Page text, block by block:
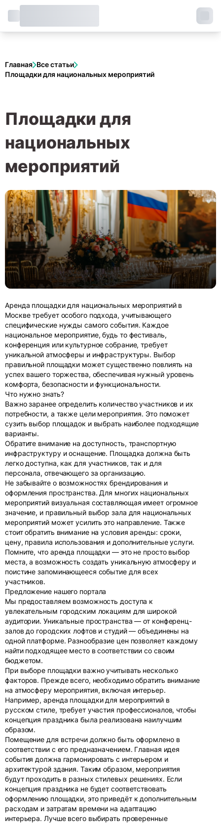
Главная Все статьи
Площадки для национальных мероприятий
Площадки для
национальных
мероприятий
Аренда площадки для национальных мероприятий в
Москве требует особого подхода, учитывающего
специфические нужды самого события. Каждое
национальное мероприятие, будь то фестиваль,
конференция или культурное собрание, требует
уникальной атмосферы и инфраструктуры. Выбор
правильной площадки может существенно повлиять на
успех вашего торжества, обеспечивая нужный уровень
комфорта, безопасности и функциональности.
Что нужно знать?
Важно заранее определить количество участников и их
потребности, а также цели мероприятия. Это поможет
сузить выбор площадок и выбрать наиболее подходящие
варианты.
Обратите внимание на доступность, транспортную
инфраструктуру и оснащение. Площадка должна быть
легко доступна, как для участников, так и для
персонала, отвечающего за организацию.
Не забывайте о возможностях брендирования и
оформления пространства. Для многих национальных
мероприятий визуальная составляющая имеет огромное
значение, и правильный выбор зала для национальных
мероприятий может усилить это направление. Также
стоит обратить внимание на условия аренды: сроки,
цену, правила использования и дополнительные услуги.
Помните, что аренда площадки — это не просто выбор
места, а возможность создать уникальную атмосферу и
поистине запоминающееся событие для всех
участников.
Предложение нашего портала
Мы предоставляем возможность доступа к
увлекательным городским локациям для широкой
аудитории. Уникальные пространства — от конференц-
залов до городских лофтов и студий — объединены на
одной платформе. Разнообразие цен позволяет каждому
найти подходящее место в соответствии со своим
бюджетом.
При выборе площадки важно учитывать несколько
факторов. Прежде всего, необходимо обратить внимание
на атмосферу мероприятия, включая интерьер.
Например, аренда площадки для мероприятий в
русском стиле, требует участия профессионалов, чтобы
концепция праздника была реализована наилучшим
образом.
Помещение для встречи должно быть оформлено в
соответствии с его предназначением. Главная идея
события должна гармонировать с интерьером и
архитектурой здания. Таким образом, мероприятия
будут проходить в разных стилевых решениях. Если
концепция праздника не будет соответствовать
оформлению площадки, это приведёт к дополнительным
расходам и затратам времени на адаптацию
интерьера. Лучше всего выбирать проверенные